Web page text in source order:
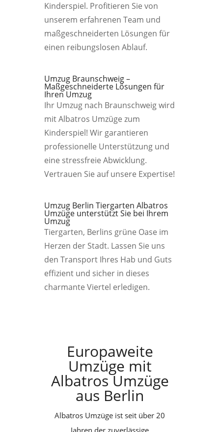
Kinderspiel. Profitieren Sie von
unserem erfahrenen Team und
maßgeschneiderten Lösungen für
einen reibungslosen Ablauf.
Umzug Braunschweig –
Maßgeschneiderte Lösungen für
Ihren Umzug
Ihr Umzug nach Braunschweig wird
mit Albatros Umzüge zum
Kinderspiel! Wir garantieren
professionelle Unterstützung und
eine stressfreie Abwicklung.
Vertrauen Sie auf unsere Expertise!
Umzug Berlin Tiergarten Albatros
Umzüge unterstützt Sie bei Ihrem
Umzug
Tiergarten, Berlins grüne Oase im
Herzen der Stadt. Lassen Sie uns
den Transport Ihres Hab und Guts
effizient und sicher in dieses
charmante Viertel erledigen.
Europaweite
Umzüge mit
Albatros Umzüge
aus Berlin
Albatros Umzüge ist seit über 20